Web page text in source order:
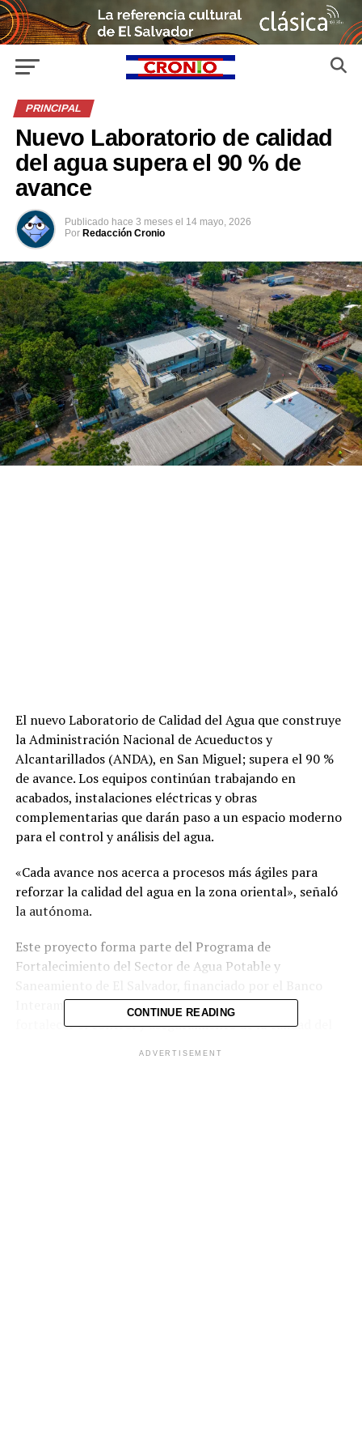
PRINCIPAL
Nuevo Laboratorio de calidad
del agua supera el 90 % de
avance
Publicado hace 3 meses el 14 mayo, 2026
Por Redacción Cronio
El nuevo Laboratorio de Calidad del Agua que construye
la Administración Nacional de Acueductos y
Alcantarillados (ANDA), en San Miguel; supera el 90 %
de avance. Los equipos continúan trabajando en
acabados, instalaciones eléctricas y obras
complementarias que darán paso a un espacio moderno
para el control y análisis del agua.
«Cada avance nos acerca a procesos más ágiles para
reforzar la calidad del agua en la zona oriental», señaló
la autónoma.
Este proyecto forma parte del Programa de
Fortalecimiento del Sector de Agua Potable y
Interamericano de Desarrollo (BID), que busca
fortalecer el control y aseguramiento de la calidad del
CONTINUE READING
ADVERTISEMENT